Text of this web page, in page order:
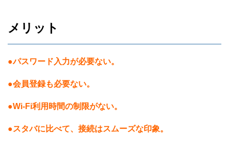
メリット
●パスワード入力が必要ない。
●会員登録も必要ない。
●Wi-Fi利用時間の制限がない。
●スタバに比べて、接続はスムーズな印象。